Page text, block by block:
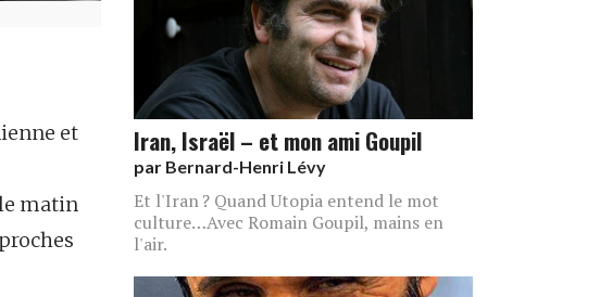
et
matin
Iran, Israël – et mon ami Goupil
par Bernard-Henri Lévy
Et l'Iran ? Quand Utopia entend le mot
culture…Avec Romain Goupil, mains en
l'air.